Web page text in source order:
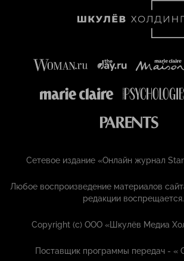
Сетевое издание «Онлайн журнал
Любое воспроизведение материалов
редакции воспрещается.
Copyright (с) ООО «Шкулёв Медиа
Поставщик программы передач - «